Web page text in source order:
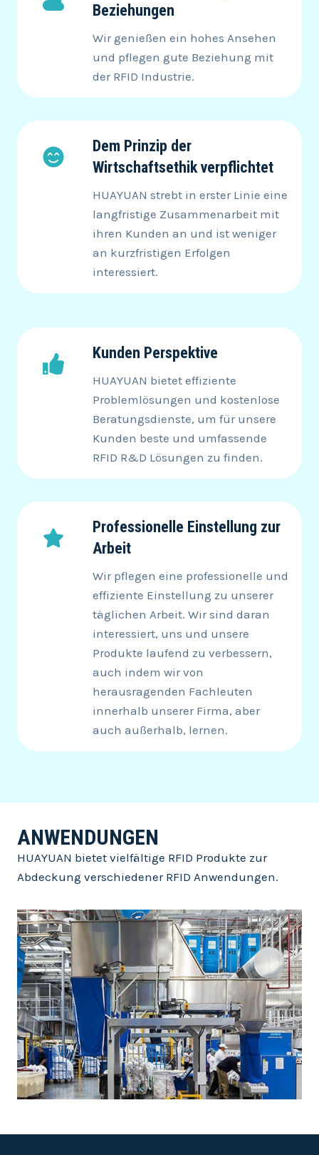
Beziehungen
Wir genießen ein hohes Ansehen
und pflegen gute Beziehung mit
der RFID Industrie.
Dem Prinzip der
Wirtschaftsethik verpflichtet
HUAYUAN strebt in erster Linie eine
langfristige Zusammenarbeit mit
ihren Kunden an und ist weniger
an kurzfristigen Erfolgen
interessiert.
Kunden Perspektive
HUAYUAN bietet effiziente
Problemlösungen und kostenlose
Beratungsdienste, um für unsere
Kunden beste und umfassende
RFID R&D Lösungen zu finden.
Professionelle Einstellung zur
Arbeit
Wir pflegen eine professionelle und
effiziente Einstellung zu unserer
täglichen Arbeit. Wir sind daran
interessiert, uns und unsere
Produkte laufend zu verbessern,
auch indem wir von
herausragenden Fachleuten
innerhalb unserer Firma, aber
auch außerhalb, lernen.
ANWENDUNGEN
HUAYUAN bietet vielfältige RFID Produkte zur
Abdeckung verschiedener RFID Anwendungen.